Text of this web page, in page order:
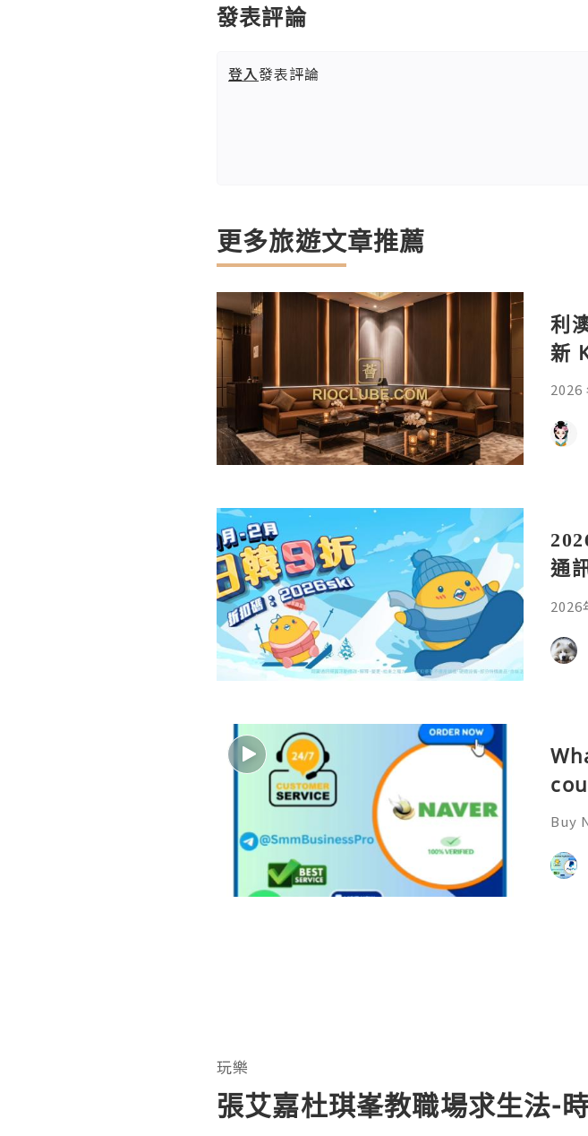
發表評論
登入發表評論
更多旅遊文章推薦
利
新
2026
技師
商務
通
教
2026
9折
略全
Buy
e
gine
玩樂
張艾嘉杜琪峯教職場求生法-